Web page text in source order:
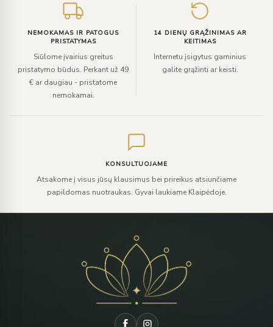
NEMOKAMAS IR PATOGUS
PRISTATYMAS
Siūlome įvairius greitus
pristatymo būdus. Perkant už 49
€ ar daugiau - pristatome
nemokamai.
14 DIENŲ GRĄŽINIMAS AR
KEITIMAS
Internetu įsigytus gaminius
galite grąžinti ar keisti.
KONSULTUOJAME
Atsakome į visus jūsų klausimus bei prireikus atsiunčiame
papildomas nuotraukas. Gyvai laukiame Klaipėdoje.